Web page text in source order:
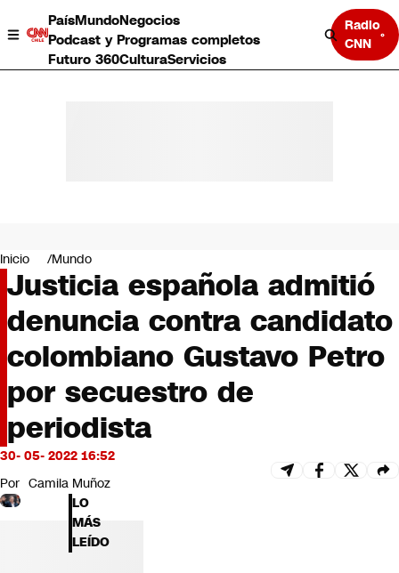
PaísMundoNegocios
Podcast y Programas completos
Futuro 360CulturaServicios
Radio
CNN
Negocios
Deportes
Programas completos
Cultura
Servicios
Bits
CNN tiempo
Futuro 360
Opinión
Inicio Mundo
Justicia española admitió
denuncia contra candidato
colombiano Gustavo Petro
por secuestro de
periodista
30- 05- 2022 16:52
Por Camila Muñoz
LO
MÁS
LEÍDO